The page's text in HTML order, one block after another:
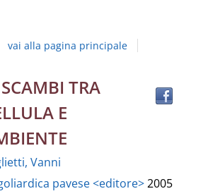
Campania
Vanvitelli"
vai alla pagina principale
TRA
E
Vanni
pavese <editore>2005